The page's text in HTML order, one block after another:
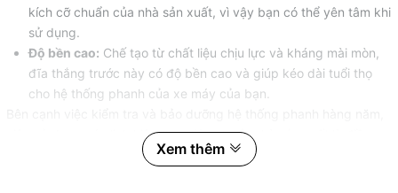
kích cỡ chuẩn của nhà sản xuất, vì vậy bạn có thể yên tâm khi
sử dụng.
Độ bền cao: Chế tạo từ chất liệu chịu lực và kháng mài mòn,
đĩa thắng trước này có độ bền cao và giúp kéo dài tuổi thọ
cho hệ thống phanh của xe máy của bạn.
việc sử dụng các linh kiện theo tiêu chuẩn nhà sản xuất là điều
không nên thiếu để an toàn trong quá trình di chuyển. Đặt hàng
Xem thêm